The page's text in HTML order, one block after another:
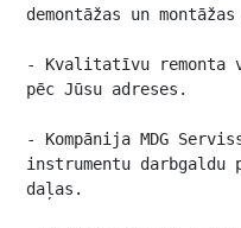
demontāžas un
- Kvalitatīvu remonta
pēc Jūsu adreses.
- Kompānija MDG
instrumentu darbgaldu
daļas.